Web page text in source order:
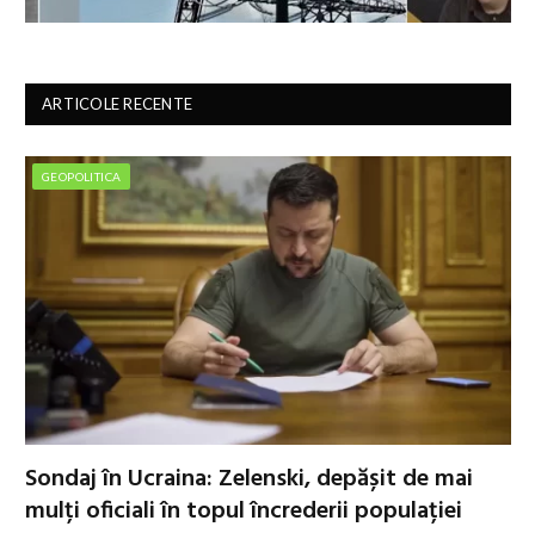
ARTICOLE RECENTE
GEOPOLITICA
Sondaj în Ucraina: Zelenski, depășit de mai
mulți oficiali în topul încrederii populației